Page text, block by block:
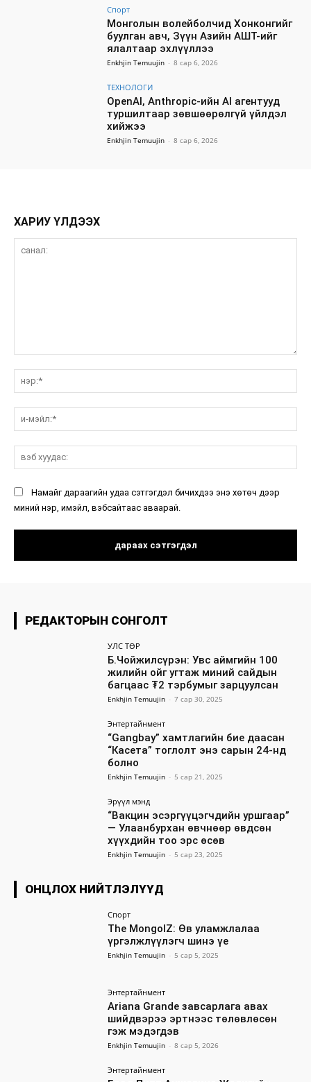
Спорт
Монголын волейболчид Хонконгийг
буулган авч, Зүүн Азийн АШТ-ийг
ялалтаар эхлүүллээ
Enkhjin Temuujin - 8 сар 6, 2026
ТЕХНОЛОГИ
OpenAI, Anthropic-ийн AI агентууд
туршилтаар зөвшөөрөлгүй үйлдэл
хийжээ
Enkhjin Temuujin - 8 сар 6, 2026
ХАРИУ ҮЛДЭЭХ
Намайг дараагийн удаа сэтгэгдэл бичихдээ энэ хөтөч дээр
миний нэр, имэйл, вэбсайтаас аваарай.
РЕДАКТОРЫН СОНГОЛТ
УЛС ТӨР
Б.Чойжилсүрэн: Увс аймгийн 100
жилийн ойг угтаж миний сайдын
багцаас ₮2 тэрбумыг зарцуулсан
Enkhjin Temuujin - 7 сар 30, 2025
Энтертайнмент
“Gangbay” хамтлагийн бие даасан
“Касета” тоглолт энэ сарын 24-нд
болно
Enkhjin Temuujin - 5 сар 21, 2025
Эрүүл мэнд
“Вакцин эсэргүүцэгчдийн уршгаар”
— Улаанбурхан өвчнөөр өвдсөн
хүүхдийн тоо эрс өсөв
Enkhjin Temuujin - 5 сар 23, 2025
ОНЦЛОХ НИЙТЛЭЛҮҮД
Спорт
The MongolZ: Өв уламжлалаа
үргэлжлүүлэгч шинэ үе
Enkhjin Temuujin - 5 сар 5, 2025
Энтертайнмент
Ariana Grande завсарлага авах
шийдвэрээ эртнээс төлөвлөсөн
гэж мэдэгдэв
Enkhjin Temuujin - 8 сар 5, 2026
Энтертайнмент